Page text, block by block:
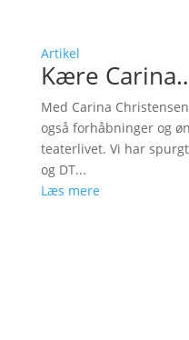
Artikel
Kære
Med Carina
også forhåbninger og
teaterlivet. Vi har
og DT...
Læs mere